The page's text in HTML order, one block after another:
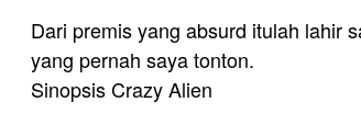
Dari premis yang absurd itulah lahir
yang pernah saya tonton.
Sinopsis Crazy Alien